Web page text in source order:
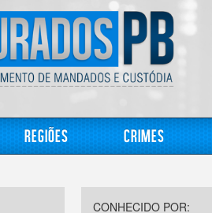
Regiões Crimes
CONHECIDO POR: